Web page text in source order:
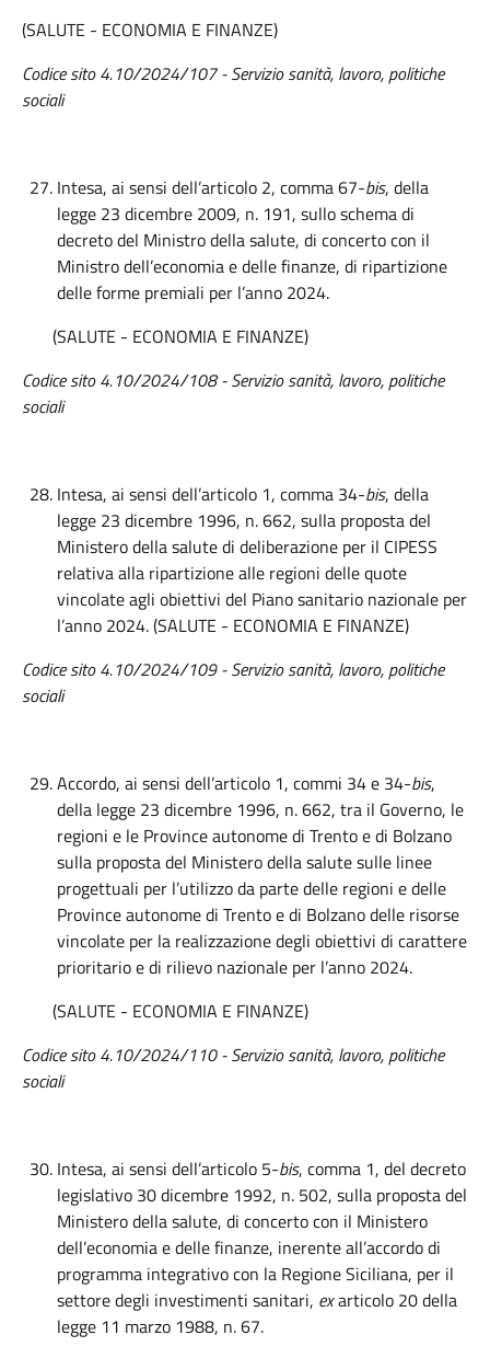
(SALUTE - ECONOMIA E FINANZE)
Codice sito 4.10/2024/107 - Servizio sanità, lavoro, politiche
sociali
Intesa, ai sensi dell’articolo 2, comma 67-bis, della
legge 23 dicembre 2009, n. 191, sullo schema di
decreto del Ministro della salute, di concerto con il
Ministro dell’economia e delle finanze, di ripartizione
delle forme premiali per l’anno 2024.
(SALUTE - ECONOMIA E FINANZE)
Codice sito 4.10/2024/108 - Servizio sanità, lavoro, politiche
sociali
Intesa, ai sensi dell’articolo 1, comma 34-bis, della
legge 23 dicembre 1996, n. 662, sulla proposta del
Ministero della salute di deliberazione per il CIPESS
relativa alla ripartizione alle regioni delle quote
vincolate agli obiettivi del Piano sanitario nazionale per
l’anno 2024. (SALUTE - ECONOMIA E FINANZE)
Codice sito 4.10/2024/109 - Servizio sanità, lavoro, politiche
sociali
Accordo, ai sensi dell’articolo 1, commi 34 e 34-bis,
della legge 23 dicembre 1996, n. 662, tra il Governo, le
regioni e le Province autonome di Trento e di Bolzano
sulla proposta del Ministero della salute sulle linee
progettuali per l’utilizzo da parte delle regioni e delle
Province autonome di Trento e di Bolzano delle risorse
vincolate per la realizzazione degli obiettivi di carattere
prioritario e di rilievo nazionale per l’anno 2024.
(SALUTE - ECONOMIA E FINANZE)
Codice sito 4.10/2024/110 - Servizio sanità, lavoro, politiche
sociali
Intesa, ai sensi dell’articolo 5-bis, comma 1, del decreto
legislativo 30 dicembre 1992, n. 502, sulla proposta del
Ministero della salute, di concerto con il Ministero
dell’economia e delle finanze, inerente all’accordo di
programma integrativo con la Regione Siciliana, per il
settore degli investimenti sanitari, exarticolo 20 della
legge 11 marzo 1988, n. 67.